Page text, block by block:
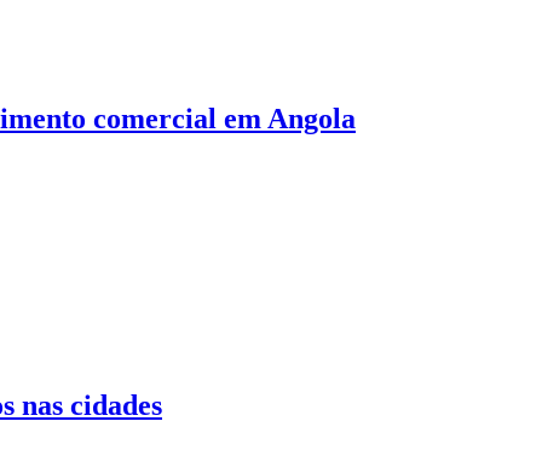
comercial em Angola
nas cidades